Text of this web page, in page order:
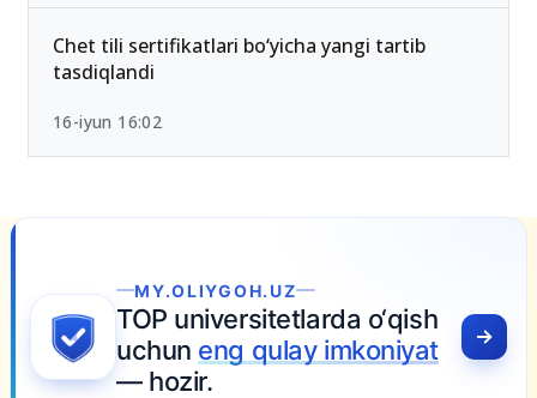
Chet tili sertifikatlari bo‘yicha yangi tartib
tasdiqlandi
16-iyun 16:02
MY.OLIYGOH.UZ
TOP universitetlarda o‘qish
uchun eng qulay imkoniyat
— hozir.